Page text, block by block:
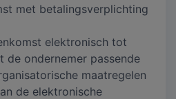
met betalingsverplichting
elektronisch tot
de ondernemer passende
maatregelen
de elektronische